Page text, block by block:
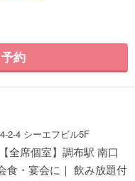
約
2-4 シーエフビル5F
席個室】調布駅 南口
食・宴会に｜ 飲み放題付